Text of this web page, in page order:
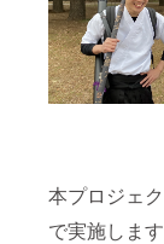
本プロジェ
で実施しま